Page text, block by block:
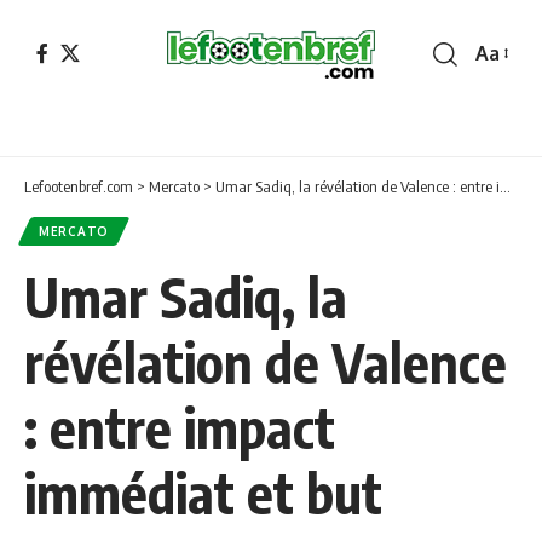
Font
Aa
Lefootenbref.com > Mercato > Umar Sadiq, la révélation de Valence : entre impact immédiat et but magique de talon
MERCATO
Umar Sadiq, la
révélation de Valence
: entre impact
immédiat et but